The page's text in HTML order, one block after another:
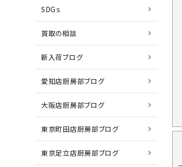
SDGｓ
買取の相談
新入荷ブログ
愛知店厨房部ブログ
大阪店厨房部ブログ
東京町田店厨房部ブログ
東京足立店厨房部ブログ